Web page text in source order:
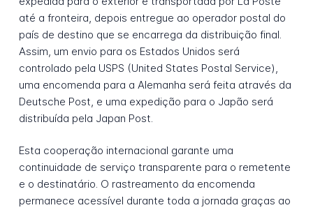
até a fronteira, depois entregue ao operador postal do
país de destino que se encarrega da distribuição final.
Assim, um envio para os Estados Unidos será
controlado pela USPS (United States Postal Service),
uma encomenda para a Alemanha será feita através da
Deutsche Post, e uma expedição para o Japão será
distribuída pela Japan Post.
Esta cooperação internacional garante uma
continuidade de serviço transparente para o remetente
e o destinatário. O rastreamento da encomenda
permanece acessível durante toda a jornada graças ao